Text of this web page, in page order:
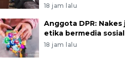
18 jam lalu
Anggota DPR: Nakes
etika bermedia sosial
18 jam lalu